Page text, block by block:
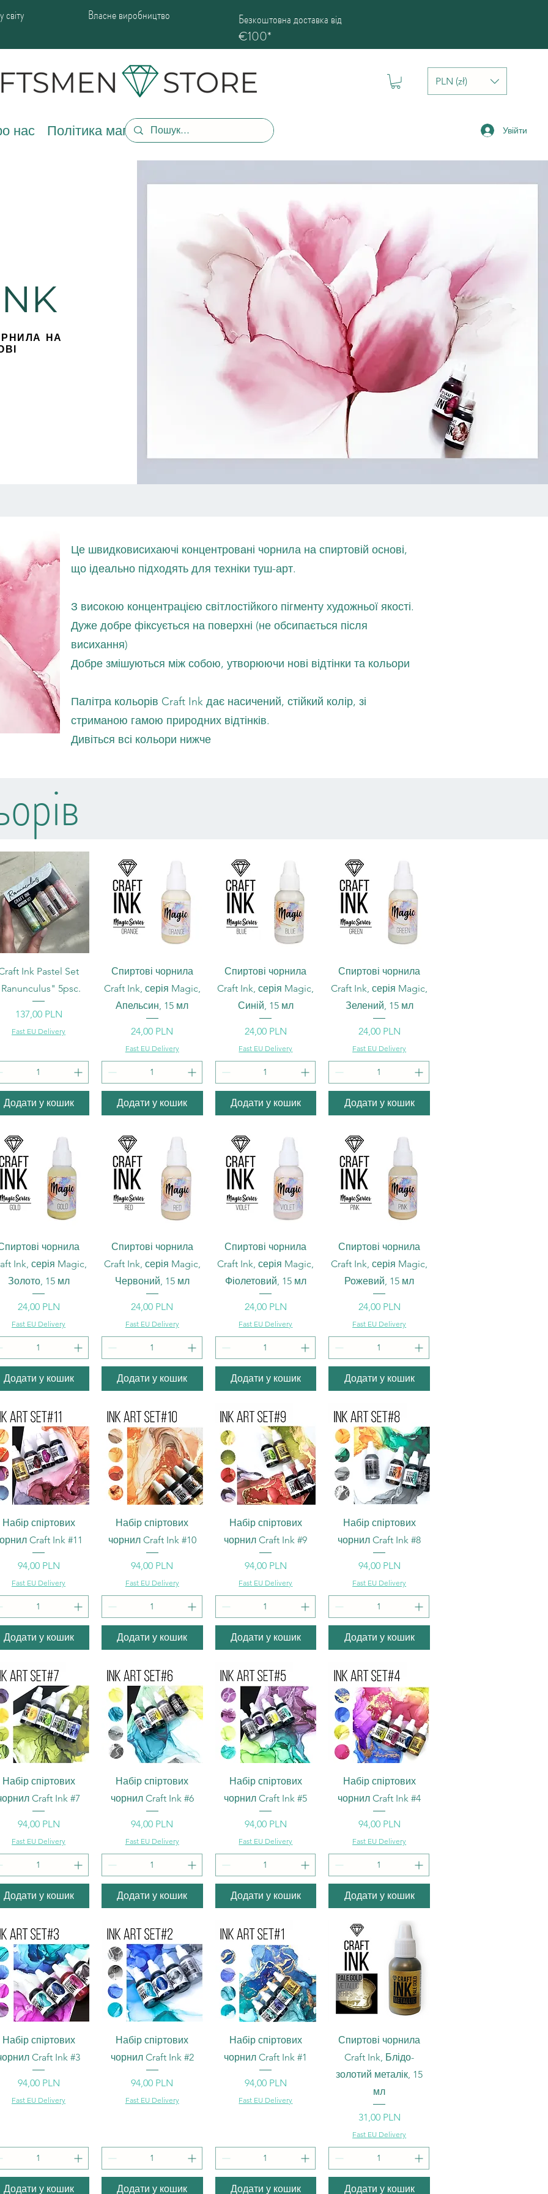
Власне виробництво
Безкоштовна доставка від
€100*
PLN (zł)
нас Політика магазину Увійти
НА
Це швидковисихаючі концентровані чорнила на спиртовій основі,
що ідеально підходять для техніки туш-арт.
З високою концентрацією світлостійкого пігменту художньої якості.
Дуже добре фіксується на поверхні (не обсипається після
висихання)
Добре змішуються між собою, утворюючи нові відтінки та кольори
Палітра кольорів Craft Ink дає насичений, стійкий колір, зі
стриманою гамою природних відтінків.
Дивіться всі кольори нижче
Швидкий перегляд
Ink Pastel Set
5psc.
Ціна
137,00 PLN
Fast EU Delivery
Додати у кошик
Швидкий перегляд
Спиртові чорнила
Craft Ink, серія Magic,
Апельсин, 15 мл
Ціна
24,00 PLN
Fast EU Delivery
Додати у кошик
Швидкий перегляд
Спиртові чорнила
Craft Ink, серія Magic,
Синій, 15 мл
Ціна
24,00 PLN
Fast EU Delivery
Додати у кошик
Швидкий перегляд
Спиртові чорнила
Craft Ink, серія Magic,
Зелений, 15 мл
Ціна
24,00 PLN
Fast EU Delivery
Додати у кошик
Швидкий перегляд
чорнила
Ink, серія Magic,
Золото, 15 мл
Ціна
24,00 PLN
Fast EU Delivery
Додати у кошик
Швидкий перегляд
Спиртові чорнила
Craft Ink, серія Magic,
Червоний, 15 мл
Ціна
24,00 PLN
Fast EU Delivery
Додати у кошик
Швидкий перегляд
Спиртові чорнила
Craft Ink, серія Magic,
Фіолетовий, 15 мл
Ціна
24,00 PLN
Fast EU Delivery
Додати у кошик
Швидкий перегляд
Спиртові чорнила
Craft Ink, серія Magic,
Рожевий, 15 мл
Ціна
24,00 PLN
Fast EU Delivery
Додати у кошик
Швидкий перегляд
Набір спіртових
Craft Ink #11
Ціна
94,00 PLN
Fast EU Delivery
Додати у кошик
Швидкий перегляд
Набір спіртових
чорнил Craft Ink #10
Ціна
94,00 PLN
Fast EU Delivery
Додати у кошик
Швидкий перегляд
Набір спіртових
чорнил Craft Ink #9
Ціна
94,00 PLN
Fast EU Delivery
Додати у кошик
Швидкий перегляд
Набір спіртових
чорнил Craft Ink #8
Ціна
94,00 PLN
Fast EU Delivery
Додати у кошик
Швидкий перегляд
Набір спіртових
Craft Ink #7
Ціна
94,00 PLN
Fast EU Delivery
Додати у кошик
Швидкий перегляд
Набір спіртових
чорнил Craft Ink #6
Ціна
94,00 PLN
Fast EU Delivery
Додати у кошик
Швидкий перегляд
Набір спіртових
чорнил Craft Ink #5
Ціна
94,00 PLN
Fast EU Delivery
Додати у кошик
Швидкий перегляд
Набір спіртових
чорнил Craft Ink #4
Ціна
94,00 PLN
Fast EU Delivery
Додати у кошик
Швидкий перегляд
Набір спіртових
Craft Ink #3
Ціна
94,00 PLN
Fast EU Delivery
Додати у кошик
Швидкий перегляд
Набір спіртових
чорнил Craft Ink #2
Ціна
94,00 PLN
Fast EU Delivery
Додати у кошик
Швидкий перегляд
Набір спіртових
чорнил Craft Ink #1
Ціна
94,00 PLN
Fast EU Delivery
Додати у кошик
Швидкий перегляд
Спиртові чорнила
Craft Ink, Блідо-
золотий металік, 15
мл
Ціна
31,00 PLN
Fast EU Delivery
Додати у кошик